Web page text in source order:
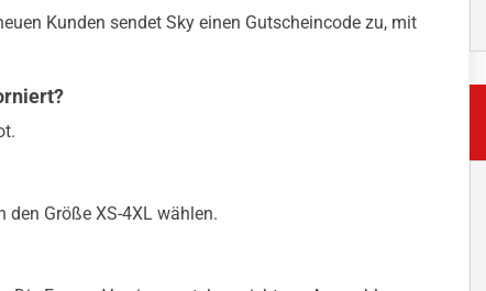
Kunden sendet Sky einen Gutscheincode zu, mit
Größe XS-4XL wählen.